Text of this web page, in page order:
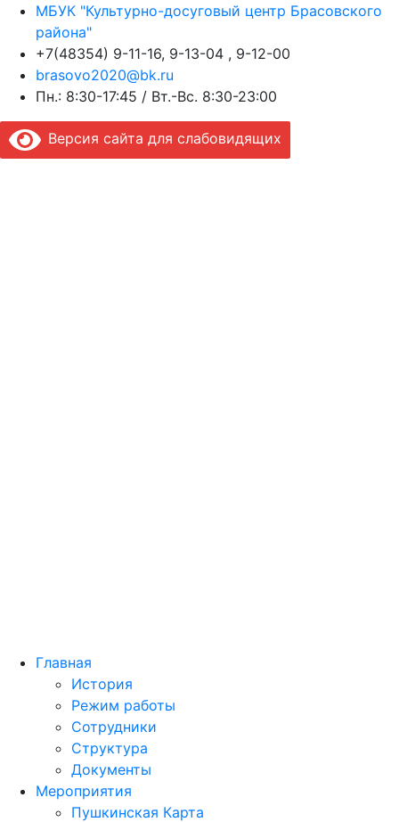
МБУК "Культурно-досуговый центр Брасовского
района"
+7(48354) 9-11-16, 9-13-04 , 9-12-00
brasovo2020@bk.ru
Пн.: 8:30-17:45 / Вт.-Вс. 8:30-23:00
Версия сайта для слабовидящих
Главная
История
Режим работы
Сотрудники
Структура
Документы
Мероприятия
Пушкинская Карта